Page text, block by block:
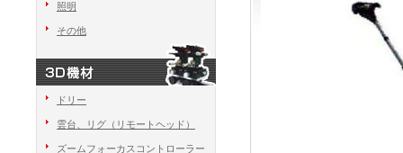
照明
その他
ドリー
雲台、リグ（リモートヘッド）
ズームフォーカスコントローラー